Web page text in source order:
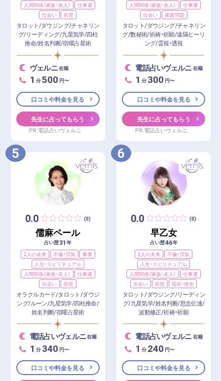
人間関係（家族・友人）
仕事運
出会い
前世
タロット/ダウジング/チャネリン
グ/リーディング/九星気学/四柱
推命/姓名判断/宿曜占星術
ヴェルニ在籍
1 分500 円〜
口コミや料金を見る
先生に占ってもらう
PR:電話占いヴェルニ
人間関係（家族・友人）
仕事運
出会い
家庭問題
タロット/ダウジング/チャネリン
グ/数秘術/祈祷・祈願/遠隔ヒーリ
ング/霊視・透視
電話占いヴェルニ 在籍
1 分 300 円〜
口コミや料金を見る
先生に占ってもらう
PR:電話占いヴェルニ
5
0.0 (0)
儒麻ペール
占い歴31 年
2人の未来
不倫・浮気
事業
人生・スピリチュアル
人間関係（家族・友人）
仕事運
出会い
前世
オラクルカード/タロット/ダウジ
ング/ルーン/九星気学/四柱推命/
姓名判断/宿曜占星術
電話占いヴェルニ在籍
1 分 340 円〜
口コミや料金を見る
6
0.0 (0)
早乙女
占い歴46年
2人の未来
不倫・浮気
人生・スピリチュアル
人間関係（家族・友人）
仕事運
出会い
前世 宿命・使命
タロット/ダウジング/リーディン
グ/九星気学/姓名判断/思念伝達/
波動修正/祈祷・祈願
電話占いヴェルニ 在籍
1 分 240 円〜
口コミや料金を見る